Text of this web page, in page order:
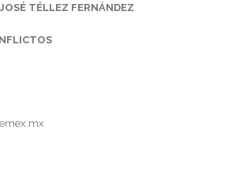
TÉLLEZ FERNÁNDEZ